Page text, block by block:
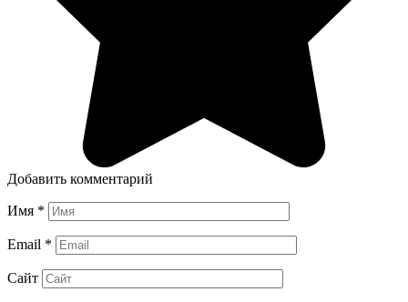
Добавить комментарий
Имя *
Email *
Сайт